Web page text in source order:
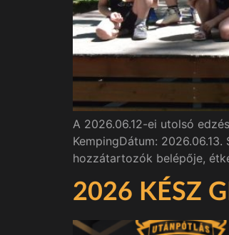
A 2026.06.12-ei utolsó
KempingDátum:
hozzátartozók belépője,
2026 KÉSZ